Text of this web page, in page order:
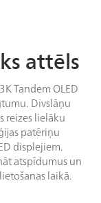
attēls
Tandem OLED
Divslāņu
reizes lielāku
patēriņu
displejiem.
atspīdumus un
laikā.